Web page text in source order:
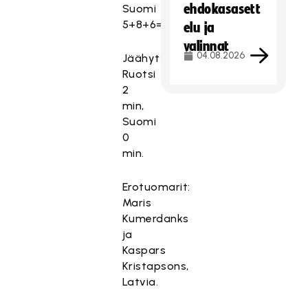
Suomi
5+8+6=19.
Jäähyt:
Ruotsi
2
min,
Suomi
0
min.
Erotuomarit:
Maris
Kumerdanks
ja
Kaspars
Kristapsons,
Latvia.
ehdokasasett
elu ja
valinnat
04.08.2026